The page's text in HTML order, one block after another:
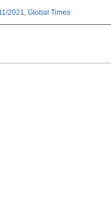
2021, Global Times